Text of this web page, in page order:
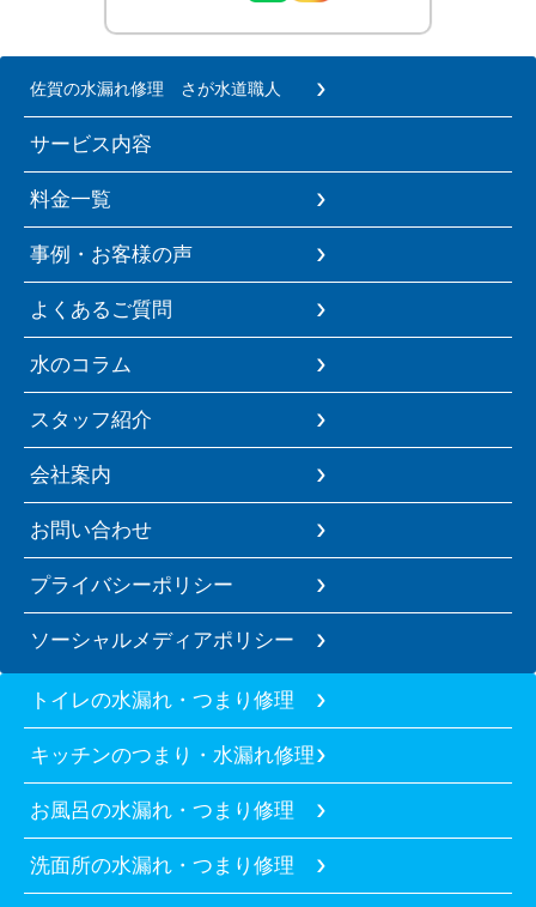
佐賀の水漏れ修理 さが水道職人
サービス内容
料金一覧
事例・お客様の声
よくあるご質問
水のコラム
スタッフ紹介
会社案内
お問い合わせ
プライバシーポリシー
ソーシャルメディアポリシー
トイレの水漏れ・つまり修理
キッチンのつまり・水漏れ修理
お風呂の水漏れ・つまり修理
洗面所の水漏れ・つまり修理